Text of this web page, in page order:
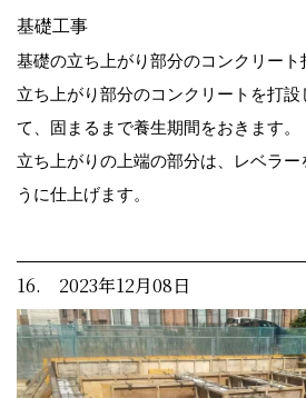
基礎工事
基礎の立ち上がり部分のコンクリート
立ち上がり部分のコンクリートを打
て、固まるまで養生期間をおきます。
立ち上がりの上端の部分は、レベラー
うに仕上げます。
16. 2023年12月08日